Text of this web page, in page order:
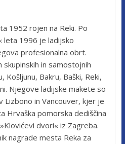
1952 rojen na Reki. Po
leta 1996 je ladijsko
profesionalna obrt.
skupinskih in samostojnih
Košljunu, Bakru, Baški, Reki,
Njegove ladijske makete so
Lizbono in Vancouver, kjer je
Hrvaška pomorska dediščina
dvori« iz Zagreba.
nagrade mesta Reka za